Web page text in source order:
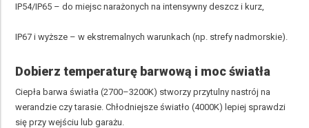
IP54/IP65 – do miejsc narażonych na intensywny deszcz i kurz,
IP67 i wyższe – w ekstremalnych warunkach (np. strefy nadmorskie).
Dobierz temperaturę barwową i moc światła
Ciepła barwa światła (2700–3200K) stworzy przytulny nastrój na
werandzie czy tarasie. Chłodniejsze światło (4000K) lepiej sprawdzi
się przy wejściu lub garażu.